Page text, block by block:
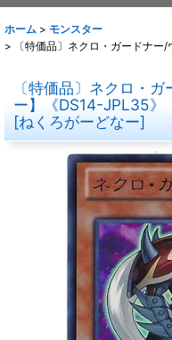
ホーム > モンスター
>
〔特価品〕ネクロ・ガードナ
〔特価品〕ネクロ・
ー】《DS14-JPL35》
[ねくろがーどなー]